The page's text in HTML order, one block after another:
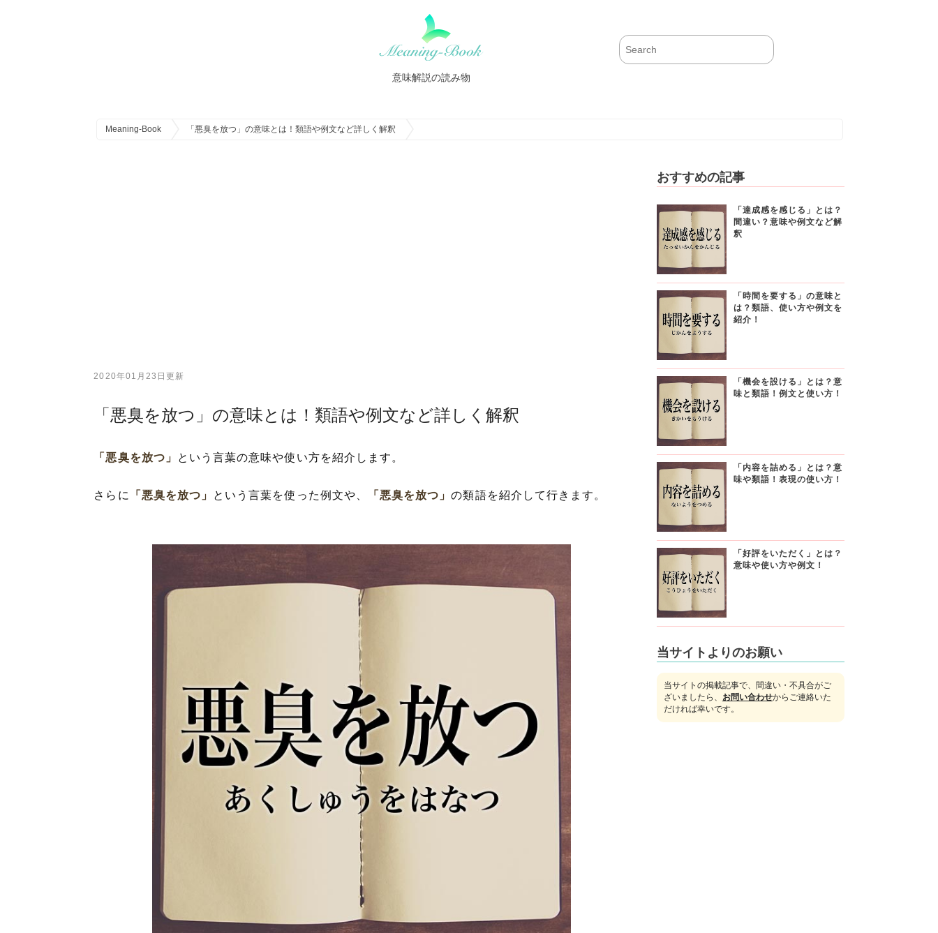
意味解説の読み物
Meaning-Book 「悪臭を放つ」の意味とは！類語や例文など詳しく解釈
2020年01月23日更新
「悪臭を放つ」の意味とは！類語や例文など詳しく解釈
「悪臭を放つ」 という言葉の意味や使い方を紹介します。
さらに 「悪臭を放つ」 という言葉を使った例文や、 「悪臭を放つ」の類語を紹介して行きます。
おすすめの記事
「達成感を感じる」とは？
間違い？意味や例文など解
釈
「時間を要する」の意味と
は？類語、使い方や例文を
紹介！
「機会を設ける」とは？意
味と類語！例文と使い方！
「内容を詰める」とは？意
味や類語！表現の使い方！
「好評をいただく」とは？
意味や使い方や例文！
当サイトよりのお願い
当サイトの掲載記事で、間違い・不具合がご
ざいましたら、 お問い合わせからご連絡いた
だければ幸いです。